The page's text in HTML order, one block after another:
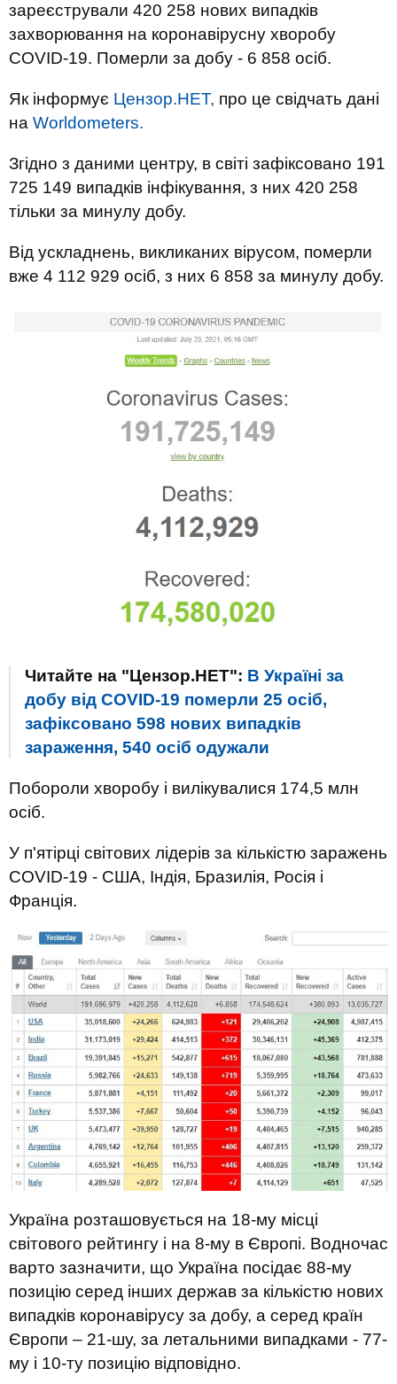
зареєстрували 420 258 нових випадків
захворювання на коронавірусну хворобу
COVID-19. Померли за добу - 6 858 осіб.
Як інформує Цензор.НЕТ, про це свідчать дані
на Worldometers.
Згідно з даними центру, в світі зафіксовано 191
725 149 випадків інфікування, з них 420 258
тільки за минулу добу.
Від ускладнень, викликаних вірусом, померли
вже 4 112 929 осіб, з них 6 858 за минулу добу.
Читайте на "Цензор.НЕТ": В Україні за
добу від COVID-19 померли 25 осіб,
зафіксовано 598 нових випадків
зараження, 540 осіб одужали
Побороли хворобу і вилікувалися 174,5 млн
осіб.
У п'ятірці світових лідерів за кількістю заражень
COVID-19 - США, Індія, Бразилія, Росія і
Франція.
Україна розташовується на 18-му місці
світового рейтингу і на 8-му в Європі. Водночас
варто зазначити, що Україна посідає 88-му
позицію серед інших держав за кількістю нових
випадків коронавірусу за добу, а серед країн
Європи – 21-шу, за летальними випадками - 77-
му і 10-ту позицію відповідно.